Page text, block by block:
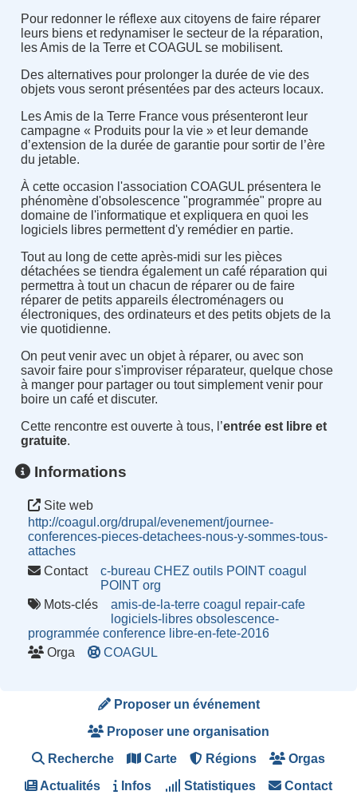
Pour redonner le réflexe aux citoyens de faire réparer
leurs biens et redynamiser le secteur de la réparation,
les Amis de la Terre et COAGUL se mobilisent.
Des alternatives pour prolonger la durée de vie des
objets vous seront présentées par des acteurs locaux.
Les Amis de la Terre France vous présenteront leur
campagne « Produits pour la vie » et leur demande
d’extension de la durée de garantie pour sortir de l’ère
du jetable.
À cette occasion l'association COAGUL présentera le
phénomène d'obsolescence "programmée" propre au
domaine de l'informatique et expliquera en quoi les
logiciels libres permettent d'y remédier en partie.
Tout au long de cette après-midi sur les pièces
détachées se tiendra également un café réparation qui
permettra à tout un chacun de réparer ou de faire
réparer de petits appareils électroménagers ou
électroniques, des ordinateurs et des petits objets de la
vie quotidienne.
On peut venir avec un objet à réparer, ou avec son
savoir faire pour s'improviser réparateur, quelque chose
à manger pour partager ou tout simplement venir pour
boire un café et discuter.
Cette rencontre est ouverte à tous, l’entrée est libre et
gratuite.
Informations
Site web
http://coagul.org/drupal/evenement/journee-
conferences-pieces-detachees-nous-y-sommes-tous-
attaches
Contact
c-bureau CHEZ outils POINT coagul
POINT org
Mots-clés
amis-de-la-terre coagul repair-cafe
logiciels-libres obsolescence-
programmée conference libre-en-fete-2016
Orga
COAGUL
Proposer un événement
Proposer une organisation
Recherche Carte Régions Orgas
Actualités Infos Statistiques Contact